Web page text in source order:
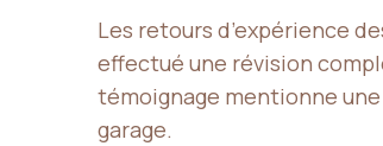
Les retours d’expérience
effectué une révision
témoignage mentionne
garage.